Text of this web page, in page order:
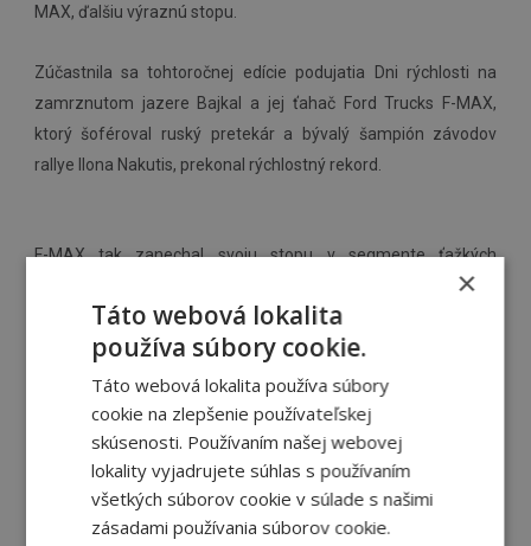
MAX, ďalšiu výraznú stopu.
Zúčastnila sa tohtoročnej edície podujatia Dni rýchlosti na
zamrznutom jazere Bajkal a jej ťahač Ford Trucks F-MAX,
ktorý šoféroval ruský pretekár a bývalý šampión závodov
rallye Ilona Nakutis, prekonal rýchlostný rekord.
F-MAX tak zanechal svoju stopu v segmente ťažkých
úžitkových vozidiel dosiahnutím maximálnej rýchlosti 134
km/h na zamrznutom jazere. V teste brzdenia z rýchlosti 80
km/h na ľade F-MAX dokázal zabrzdiť na dráhe 169.45
„Ford Trucks F-MAX nielen že dosiahol nový rýchlostný rekord,
ale prekonal aj naše očakávania,” povedal Andrej Leontiev,
organizátor podujatia a 18-násobný ruský šampión v
motoršporte. „Chceme pokračovať v našej spolupráci
×
Táto webová lokalita
používa súbory cookie.
Táto webová lokalita používa súbory
cookie na zlepšenie používateľskej
skúsenosti. Používaním našej webovej
lokality vyjadrujete súhlas s používaním
všetkých súborov cookie v súlade s našimi
zásadami používania súborov cookie.